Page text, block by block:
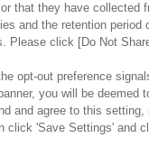
食品のご
that they have
and the retention
Please click [Do Not
opt-out preference
you will be
and agree to this
click 'Save Settings' and